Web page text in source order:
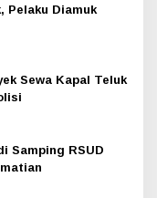
Pelaku Diamuk
Sewa Kapal Teluk
Samping RSUD